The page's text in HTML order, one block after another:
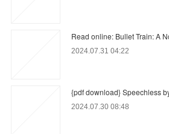
Read online: Bullet Train: A
2024.07.31 04:22
{pdf download} Speechless
2024.07.30 08:48